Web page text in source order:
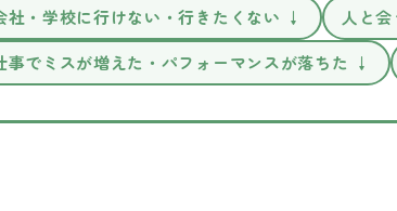
社・学校に行けない・行きたくない ↓
人と
事でミスが増えた・パフォーマンスが落ちた ↓